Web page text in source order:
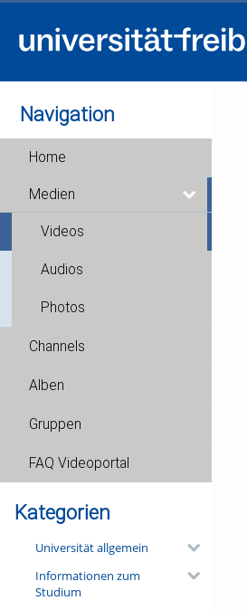
Navigation
Home
Medien
Videos
Audios
Photos
Channels
Alben
Gruppen
FAQ Videoportal
Kategorien
Universität allgemein
Informationen zum
Studium